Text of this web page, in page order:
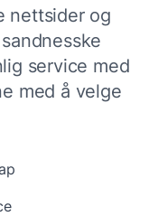
nettsider og
sandnesske
service med
med å velge